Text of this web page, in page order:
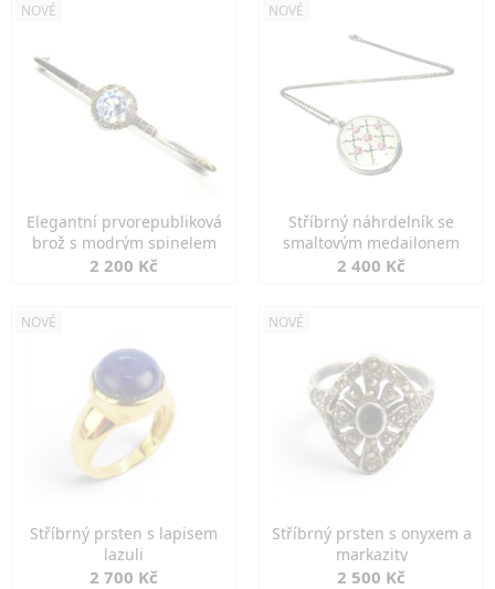
NOVÉ
Elegantní prvorepubliková
brož s modrým spinelem
2 200 Kč
NOVÉ
Stříbrný náhrdelník se
smaltovým medailonem
2 400 Kč
NOVÉ
Stříbrný prsten s lapisem
lazuli
2 700 Kč
NOVÉ
Stříbrný prsten s onyxem a
markazity
2 500 Kč